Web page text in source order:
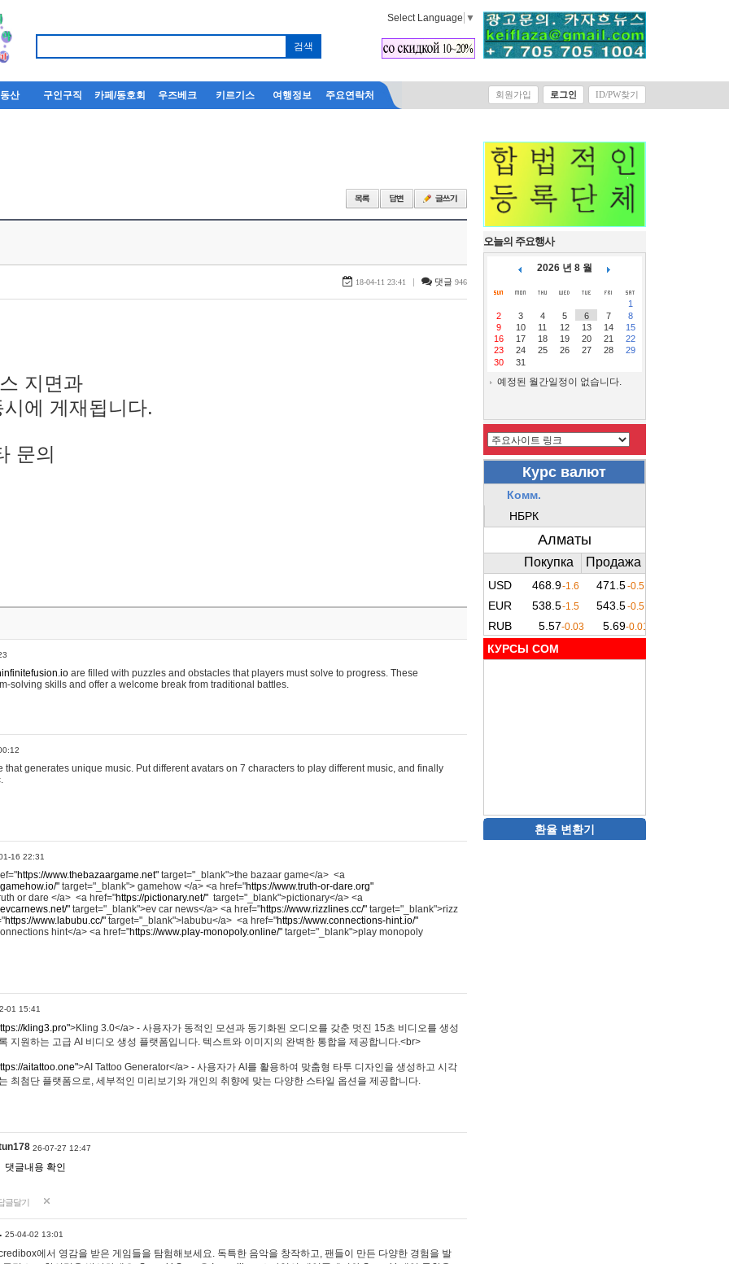
Select Language ▼
산 구인구직 카페/동호회 우즈베크 키르기스 여행정보 주요연락처 회원가입 로그인 ID/PW찾기
18-04-11 23:41 | 댓글 946
지면과
에 게재됩니다.
문의
are filled with puzzles and obstacles that players must solve to progress. These
solving skills and offer a welcome break from traditional battles.
that generates unique music. Put different avatars on 7 characters to play different music, and finally
16 22:31
https://www.thebazaargame.net" target="_blank">the bazaar game</a> <a
" target="_blank"> gamehow </a> <a href="https://www.truth-or-dare.org"
or dare </a> <a href="https://pictionary.net/" target="_blank">pictionary</a> <a
" target="_blank">ev car news</a> <a href="https://www.rizzlines.cc/" target="_blank">rizz
https://www.labubu.cc/" target="_blank">labubu</a> <a href="https://www.connections-hint.io/"
hint</a> <a href="https://www.play-monopoly.online/" target="_blank">play monopoly
01 15:41
kling3.pro">Kling 3.0</a> - 사용자가 동적인 모션과 동기화된 오디오를 갖춘 멋진 15초 비디오를 생성
지원하는 고급 AI 비디오 생성 플랫폼입니다. 텍스트와 이미지의 완벽한 통합을 제공합니다.<br>
aitattoo.one">AI Tattoo Generator</a> - 사용자가 AI를 활용하여 맞춤형 타투 디자인을 생성하고 시각
최첨단 플랫폼으로, 세부적인 미리보기와 개인의 취향에 맞는 다양한 스타일 옵션을 제공합니다.
26-07-27 12:47
댓글내용 확인
글달기
25-04-02 13:01
에서 영감을 받은 게임들을 탐험해보세요. 독특한 음악을 창작하고, 팬들이 만든 다양한 경험을 발
오늘의 주요행사
2026 년 8 월
1
2
3 4 5 6 7
8
9
10 11 12 13 14
15
16
17 18 19 20 21
22
23
24 25 26 27 28
29
30
31
예정된 월간일정이 없습니다.
КУРСЫ COM
환율 변환기